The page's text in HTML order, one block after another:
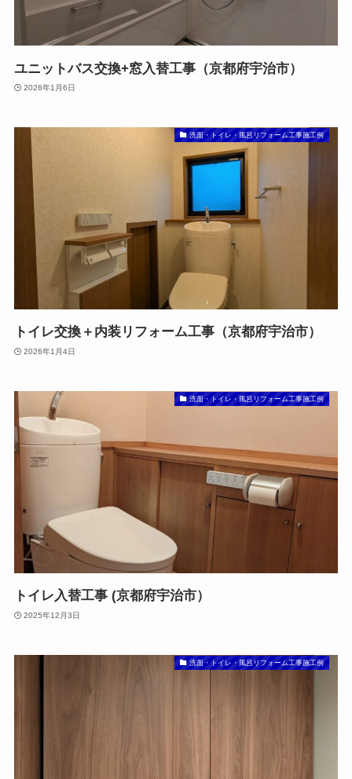
ユニットバス交換+窓入替工事（京都府宇治市）
2026年1月6日
洗面・トイレ・風呂リフォーム工事施工例
トイレ交換＋内装リフォーム工事（京都府宇治市）
2026年1月4日
洗面・トイレ・風呂リフォーム工事施工例
トイレ入替工事 (京都府宇治市）
2025年12月3日
洗面・トイレ・風呂リフォーム工事施工例